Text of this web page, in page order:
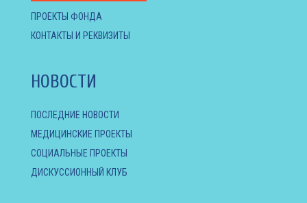
ПРОЕКТЫ ФОНДА
КОНТАКТЫ И РЕКВИЗИТЫ
НОВОСТИ
ПОСЛЕДНИЕ НОВОСТИ
МЕДИЦИНСКИЕ ПРОЕКТЫ
СОЦИАЛЬНЫЕ ПРОЕКТЫ
ДИСКУССИОННЫЙ КЛУБ